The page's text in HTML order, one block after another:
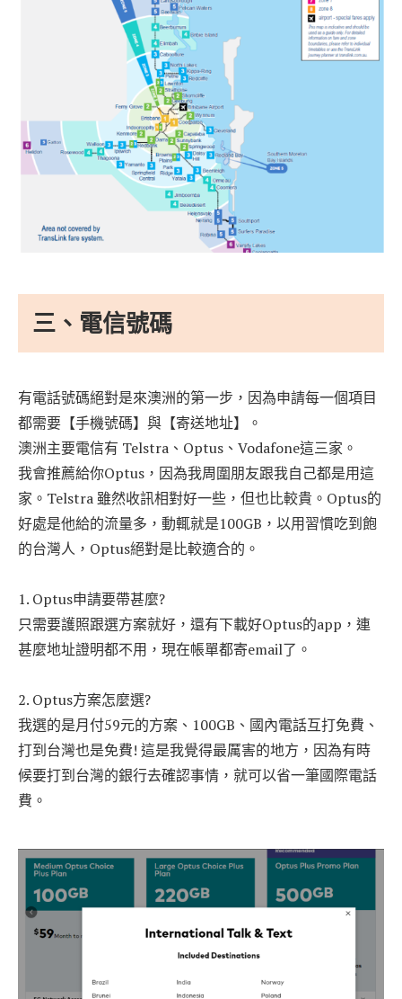
三、電信號碼
有電話號碼絕對是來澳洲的第一步，因為申請每一個項目
都需要【手機號碼】與【寄送地址】。
澳洲主要電信有 Telstra、Optus、Vodafone這三家。
我會推薦給你Optus，因為我周圍朋友跟我自己都是用這
家。Telstra 雖然收訊相對好一些，但也比較貴。Optus的
好處是他給的流量多，動輒就是100GB，以用習慣吃到飽
的台灣人，Optus絕對是比較適合的。
1. Optus申請要帶甚麼?
只需要護照跟選方案就好，還有下載好Optus的app，連
甚麼地址證明都不用，現在帳單都寄email了。
2. Optus方案怎麼選?
我選的是月付59元的方案、100GB、國內電話互打免費、
打到台灣也是免費! 這是我覺得最厲害的地方，因為有時
候要打到台灣的銀行去確認事情，就可以省一筆國際電話
費。